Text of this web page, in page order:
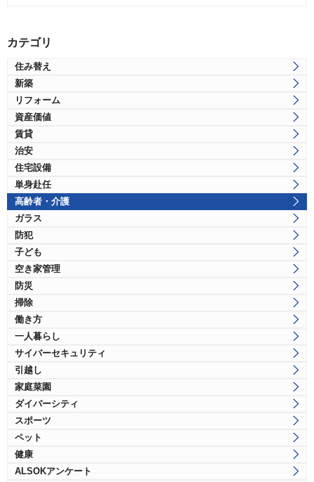
カテゴリ
住み替え
新築
リフォーム
資産価値
賃貸
治安
住宅設備
単身赴任
高齢者・介護
ガラス
防犯
子ども
空き家管理
防災
掃除
働き方
一人暮らし
サイバーセキュリティ
引越し
家庭菜園
ダイバーシティ
スポーツ
ペット
健康
ALSOKアンケート